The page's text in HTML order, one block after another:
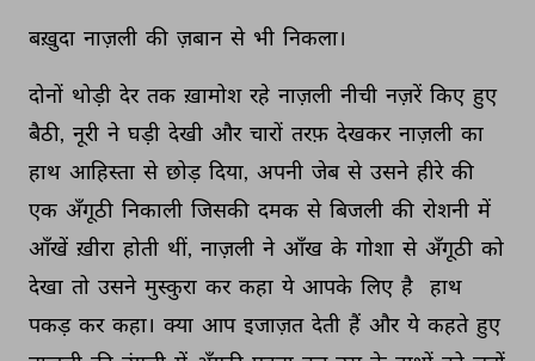
बख़ुदा नाज़ली की ज़बान से भी निकला।
दोनों थोड़ी देर तक ख़ामोश रहे नाज़ली नीची नज़रें किए हुए
बैठी, नूरी ने घड़ी देखी और चारों तरफ़ देखकर नाज़ली का
हाथ आहिस्ता से छोड़ दिया, अपनी जेब से उसने हीरे की
एक अँगूठी निकाली जिसकी दमक से बिजली की रोशनी में
आँखें ख़ीरा होती थीं, नाज़ली ने आँख के गोशा से अँगूठी को
देखा तो उसने मुस्कुरा कर कहा ये आपके लिए है
हाथ
पकड़ कर कहा। क्या आप इजाज़त देती हैं और ये कहते हुए